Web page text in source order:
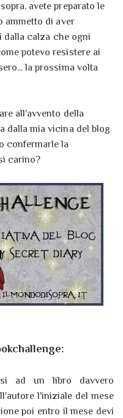
avete preparato le
ammetto di aver
calza che ogni
potevo resistere ai
la prossima volta
all'avvento della
dalla mia vicina del blog
confermarle la
carino?
ad un libro davvero
l'iniziale del mese
poi entro il mese devi